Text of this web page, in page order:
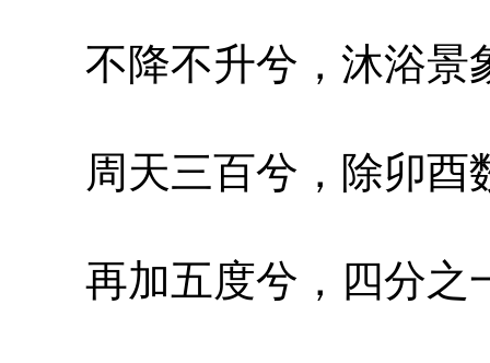
不降不升兮，沐浴景
周天三百兮，除卯酉
再加五度兮，四分之